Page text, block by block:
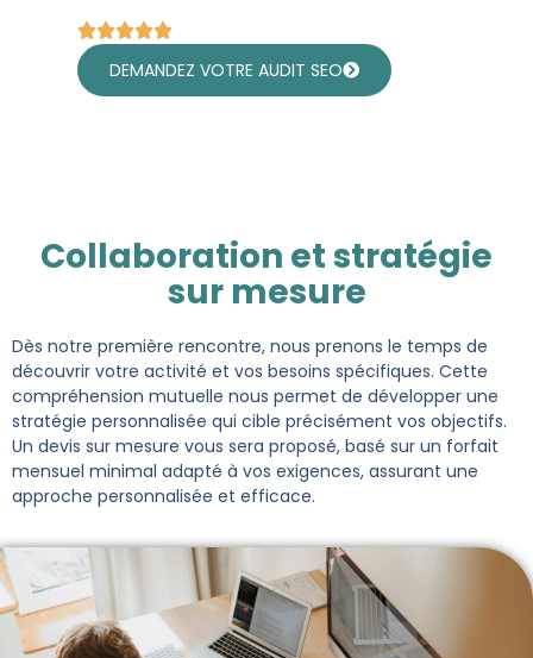
DEMANDEZ VOTRE AUDIT SEO
Collaboration et stratégie
sur mesure
Dès notre première rencontre, nous prenons le temps de
découvrir votre activité et vos besoins spécifiques. Cette
compréhension mutuelle nous permet de développer une
stratégie personnalisée qui cible précisément vos objectifs.
Un devis sur mesure vous sera proposé, basé sur un forfait
mensuel minimal adapté à vos exigences, assurant une
approche personnalisée et efficace.